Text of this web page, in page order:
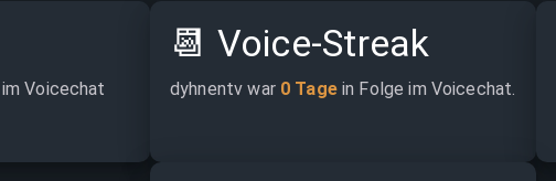
im Voicechat
📆 Voice-Streak
dyhnentv war 0 Tage in Folge im Voicechat.